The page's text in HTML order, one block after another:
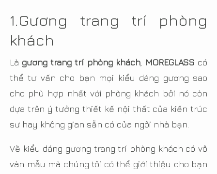
1.Gương trang trí phòng
khách
Là gương trang trí phòng khách, MOREGLASS có
thể tư vấn cho bạn mọi kiểu dáng gương sao
cho phù hợp nhất với phòng khách bởi nó còn
dựa trên ý tưởng thiết kế nội thất của kiến trúc
sư hay không gian sẵn có của ngôi nhà bạn.
Về kiểu dáng gương trang trí phòng khách có vô
vàn mẫu mà chúng tôi có thể giới thiệu cho bạn